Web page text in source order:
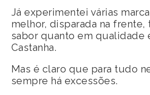
Já experimentei várias
melhor, disparada na frente,
sabor quanto em qualidade
Castanha.
Mas é claro que para tudo
sempre há excessões.